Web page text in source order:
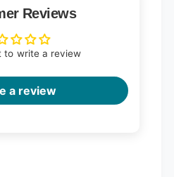
Reviews
to write a review
a review